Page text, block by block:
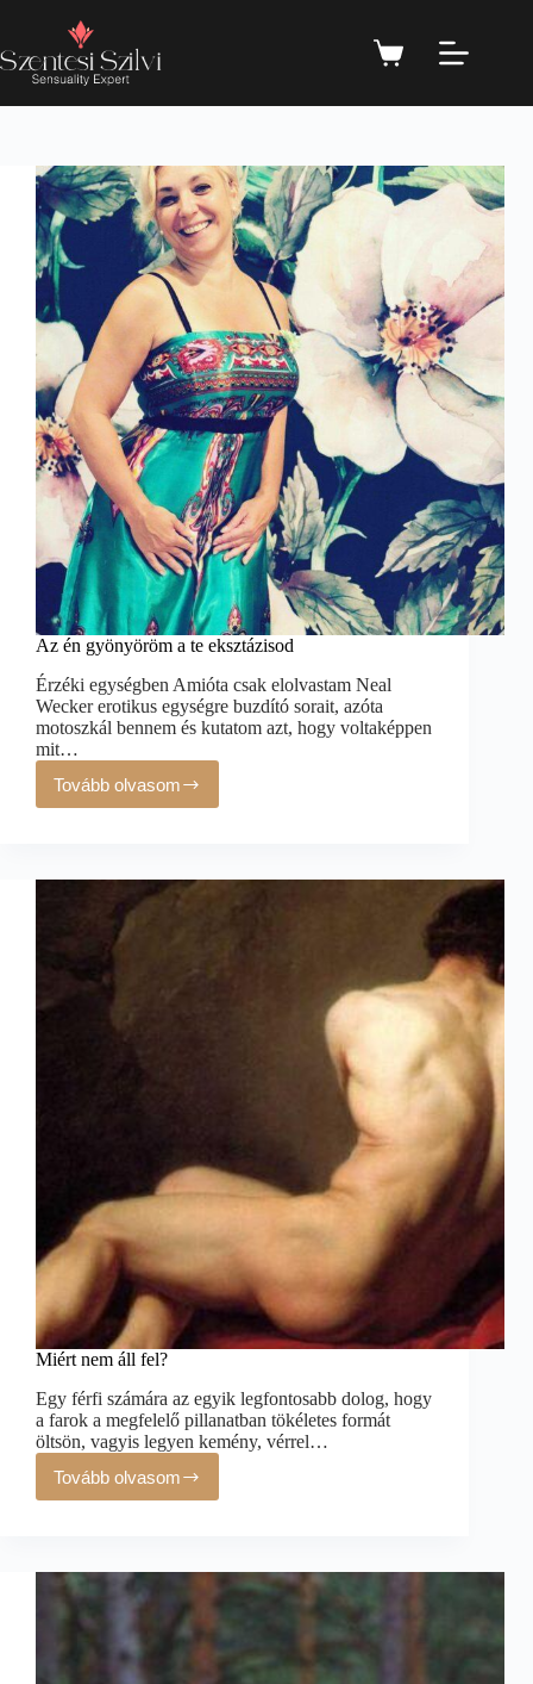
Az én gyönyöröm a te eksztázisod
Érzéki egységben Amióta csak elolvastam Neal
Wecker erotikus egységre buzdító sorait, azóta
motoszkál bennem és kutatom azt, hogy voltaképpen
mit…
Tovább olvasom
Miért nem áll fel?
Egy férfi számára az egyik legfontosabb dolog, hogy
a farok a megfelelő pillanatban tökéletes formát
öltsön, vagyis legyen kemény, vérrel…
Tovább olvasom